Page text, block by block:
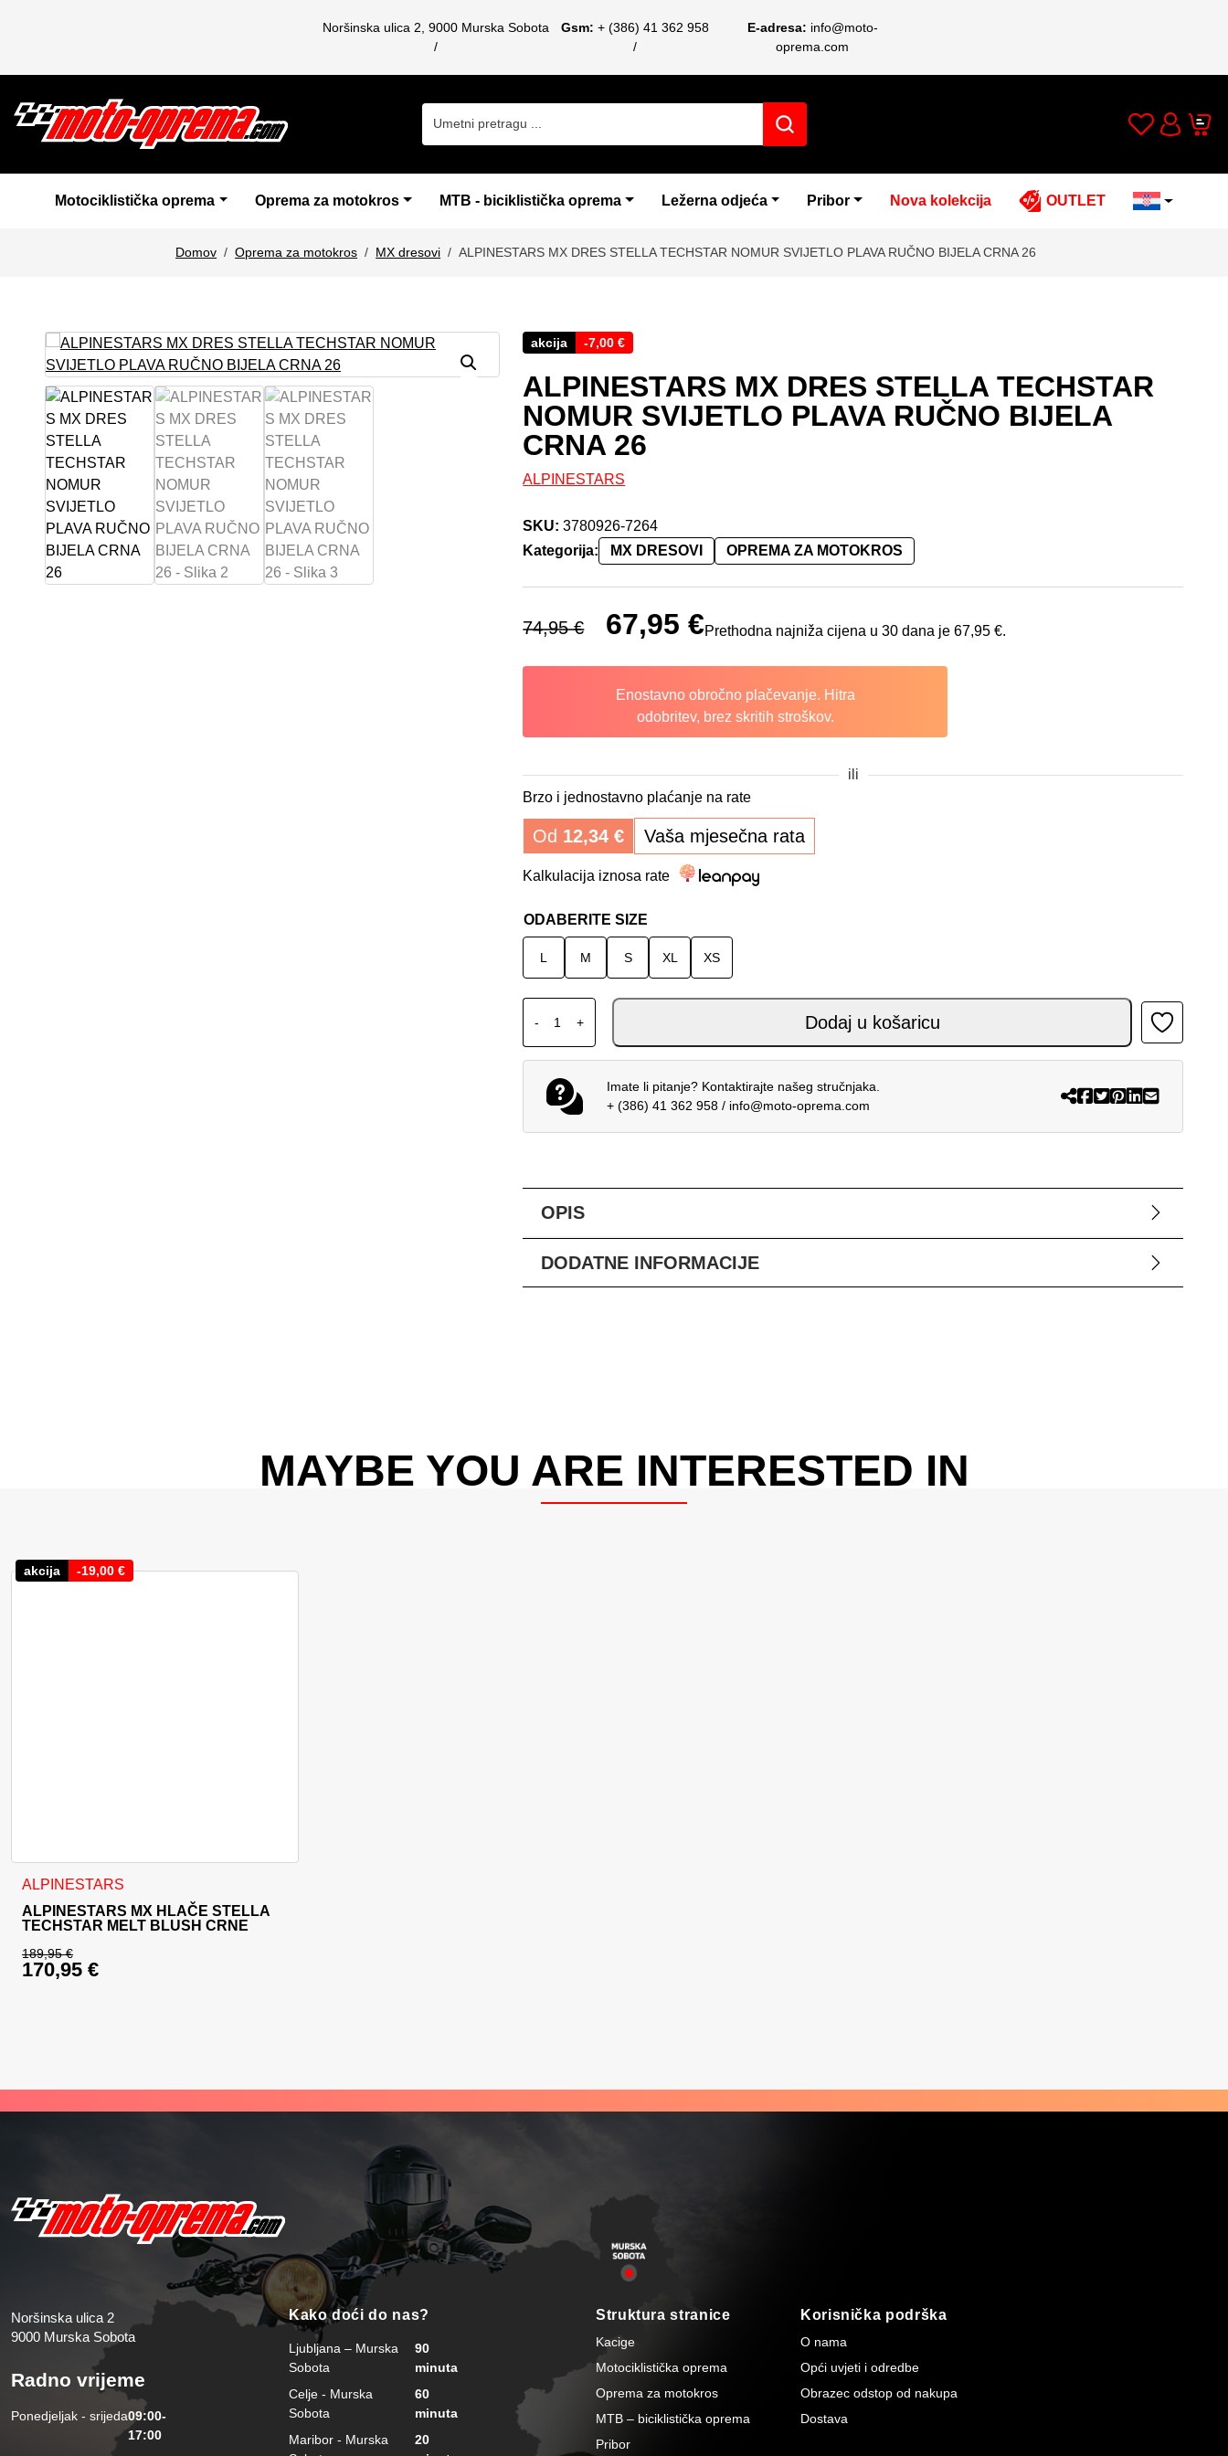
Noršinska ulica 2, 9000 Murska Sobota Gsm: + (386) 41 362 958 E-adresa: info@moto-
oprema.com
Wishlist
Cart
Motociklistička oprema Oprema za motokros MTB - biciklistička oprema Ležerna odjeća Pribor Nova kolekcija OUTLET
Domov Oprema za motokros MX dresovi ALPINESTARS MX DRES STELLA TECHSTAR NOMUR SVIJETLO PLAVA RUČNO BIJELA CRNA 26
akcija -7,00€
ALPINESTARS MX DRES STELLA TECHSTAR
NOMUR SVIJETLO PLAVA RUČNO BIJELA
CRNA 26
ALPINESTARS
SKU:3780926-7264
Kategorija:
MX DRESOVI OPREMA ZA MOTOKROS
74,95€
Izvorna cijena bila je: 74,95 €.
67,95€Prethodna najniža cijena u 30 dana je67,95€.
Enostavno obročno plačevanje. Hitra
odobritev, brez skritih stroškov.
ili
Brzo i jednostavno plaćanje na rate
Od 12,34€ Vaša mjesečna rata
Kalkulacija iznosa rate
ODABERITE SIZE
L M S XL XS
-
ALPINESTARS MX DRES STELLA TECHSTAR NOMUR SVIJETLO PLAVA RUČNO BIJELA CRNA 26
+ Dodaj u košaricu
Imate li pitanje? Kontaktirajte našeg stručnjaka.
+ (386) 41 362 958 / info@moto-oprema.com
OPIS
DODATNE INFORMACIJE
MAYBE YOU ARE INTERESTED IN
akcija -19,00 €
ALPINESTARS
ALPINESTARS MX HLAČE STELLA
TECHSTAR MELT BLUSH CRNE
189,95€
Izvorna cijena bila je: 189,95 €.
170,95 €
Ovaj proizvod ima više varijanti. Opcije se mogu odabrati na stranici proizvoda
Noršinska ulica 2
9000 Murska Sobota
Radno vrijeme
Ponedjeljak - srijeda09:00-
17:00
Kako doći do nas?
Ljubljana – Murska
Sobota
90
minuta
Celje - Murska
Sobota
60
minuta
Maribor - Murska
20
Struktura stranice
Kacige
Motociklistička oprema
Oprema za motokros
MTB – biciklistička oprema
Pribor
Korisnička podrška
O nama
Opći uvjeti i odredbe
Obrazec odstop od nakupa
Dostava